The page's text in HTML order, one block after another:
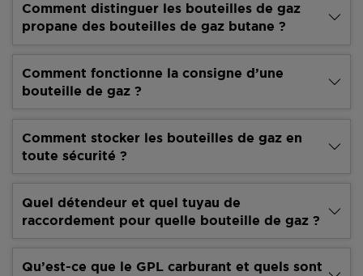
Comment distinguer les bouteilles de gaz
propane des bouteilles de gaz butane ?
Comment fonctionne la consigne d’une
bouteille de gaz ?
Comment stocker les bouteilles de gaz en
toute sécurité ?
Quel détendeur et quel tuyau de
raccordement pour quelle bouteille de gaz ?
Qu’est-ce que le GPL carburant et quels sont